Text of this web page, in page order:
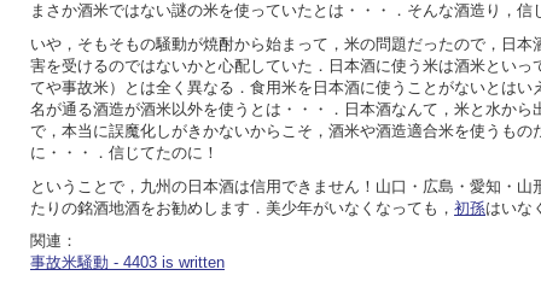
まさか酒米ではない謎の米を使っていたとは・・・．そんな酒造り，信
いや，そもそもの騒動が焼酎から始まって，米の問題だったので，日本
害を受けるのではないかと心配していた．日本酒に使う米は酒米といっ
てや事故米）とは全く異なる．食用米を日本酒に使うことがないとはい
名が通る酒造が酒米以外を使うとは・・・．日本酒なんて，米と水から
で，本当に誤魔化しがきかないからこそ，酒米や酒造適合米を使うもの
に・・・．信じてたのに！
ということで，九州の日本酒は信用できません！山口・広島・愛知・山
たりの銘酒地酒をお勧めします．美少年がいなくなっても， 初孫はいな
関連：
事故米騒動 - 4403 is written